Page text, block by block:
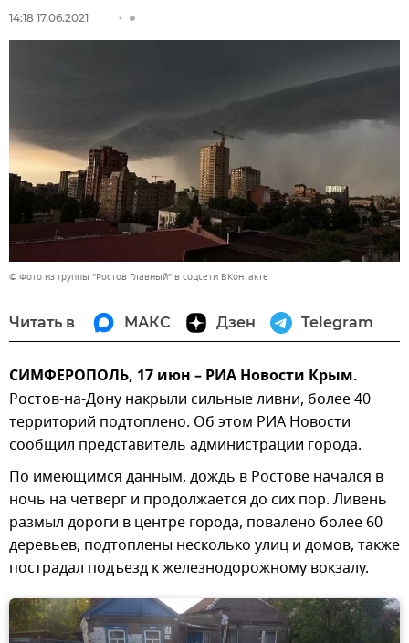
14:18 17.06.2021
© Фото из группы "Ростов Главный" в соцсети ВКонтакте
Читать в МАКС Дзен Telegram
СИМФЕРОПОЛЬ, 17 июн – РИА Новости Крым.
Ростов-на-Дону накрыли сильные ливни, более 40
территорий подтоплено. Об этом РИА Новости
сообщил представитель администрации города.
По имеющимся данным, дождь в Ростове начался в
ночь на четверг и продолжается до сих пор. Ливень
размыл дороги в центре города, повалено более 60
деревьев, подтоплены несколько улиц и домов, также
пострадал подъезд к железнодорожному вокзалу.